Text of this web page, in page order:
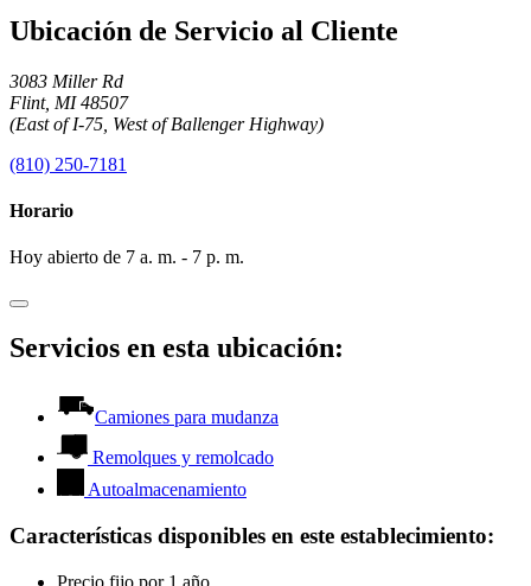
Ubicación de Servicio al Cliente
3083 Miller Rd
Flint, MI 48507
(East of I-75, West of Ballenger Highway)
(810) 250-7181
Horario
Hoy abierto de 7 a. m. - 7 p. m.
Servicios en esta ubicación:
Camiones para mudanza
Remolques y remolcado
Autoalmacenamiento
Características disponibles en este establecimiento:
Precio fijo por 1 año